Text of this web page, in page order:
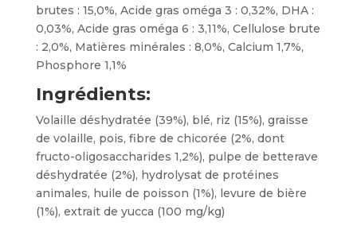
brutes : 15,0%, Acide gras oméga 3 : 0,32%, DHA :
0,03%, Acide gras oméga 6 : 3,11%, Cellulose brute
: 2,0%, Matières minérales : 8,0%, Calcium 1,7%,
Phosphore 1,1%
Ingrédients:
Volaille déshydratée (39%), blé, riz (15%), graisse
de volaille, pois, fibre de chicorée (2%, dont
fructo-oligosaccharides 1,2%), pulpe de betterave
déshydratée (2%), hydrolysat de protéines
animales, huile de poisson (1%), levure de bière
(1%), extrait de yucca (100 mg/kg)